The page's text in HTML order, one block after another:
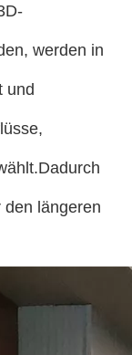
werden in
und
längeren